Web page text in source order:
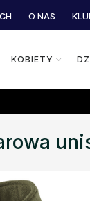
O NAS
KOBIETY